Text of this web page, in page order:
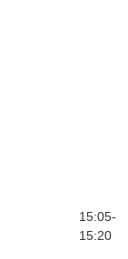
15:05-
15:20